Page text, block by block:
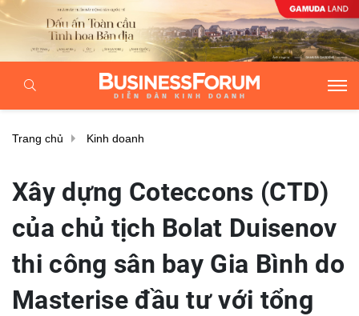
Trang chủ Kinh doanh
Xây dựng Coteccons (CTD)
của chủ tịch Bolat Duisenov
thi công sân bay Gia Bình do
Masterise đầu tư với tổng